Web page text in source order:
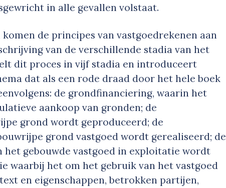
in alle gevallen volstaat.
de principes van vastgoedrekenen aan
van de verschillende stadia van het
dit proces in vijf stadia en introduceert
dat als een rode draad door het hele boek
de grondfinanciering, waarin het
aankoop van gronden; de
grond wordt geproduceerd; de
grond vastgoed wordt gerealiseerd; de
gebouwde vastgoed in exploitatie wordt
waarbij het om het gebruik van het vastgoed
en eigenschappen, betrokken partijen,